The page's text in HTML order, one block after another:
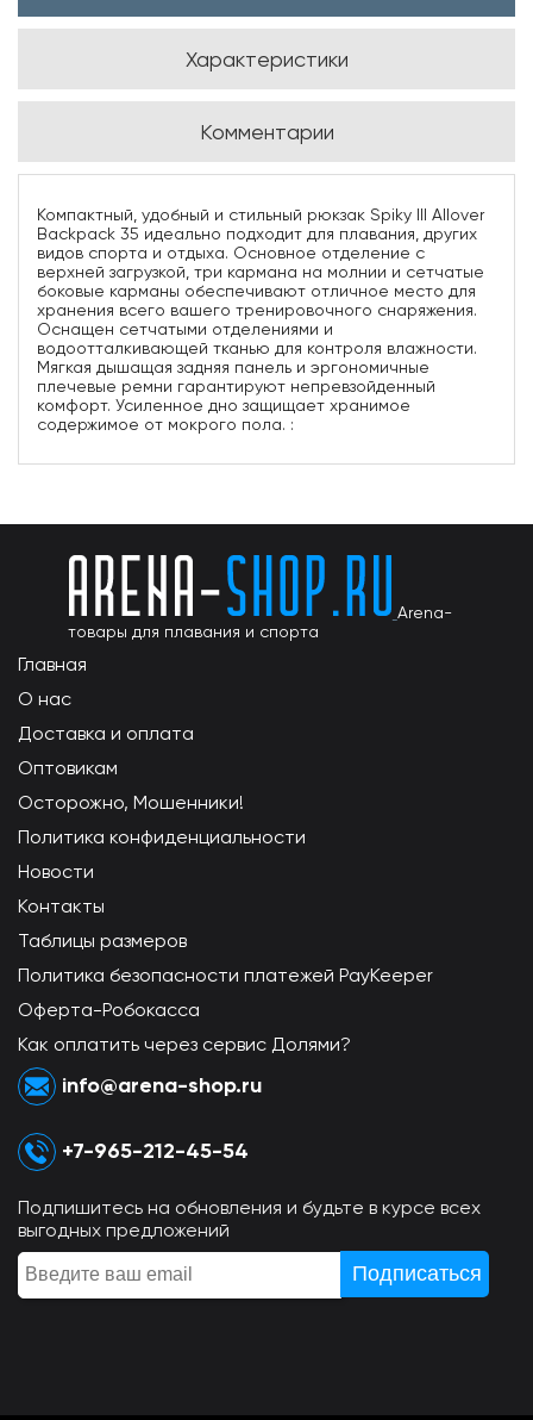
Характеристики
Комментарии
Компактный, удобный и стильный рюкзак Spiky III Allover
Backpack 35 идеально подходит для плавания, других
видов спорта и отдыха. Основное отделение с
верхней загрузкой, три кармана на молнии и сетчатые
боковые карманы обеспечивают отличное место для
хранения всего вашего тренировочного снаряжения.
Оснащен сетчатыми отделениями и
водоотталкивающей тканью для контроля влажности.
Мягкая дышащая задняя панель и эргономичные
плечевые ремни гарантируют непревзойденный
комфорт. Усиленное дно защищает хранимое
содержимое от мокрого пола. :
Arena-
товары для плавания и спорта
Главная
О нас
Доставка и оплата
Оптовикам
Осторожно, Мошенники!
Политика конфиденциальности
Новости
Контакты
Таблицы размеров
Политика безопасности платежей PayKeeper
Оферта-Робокасса
Как оплатить через сервис Долями?
info@arena-shop.ru
+7-965-212-45-54
Подпишитесь на обновления и будьте в курсе всех
выгодных предложений